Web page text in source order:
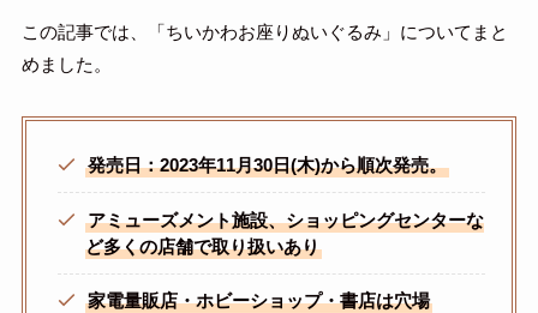
この記事では、「ちいかわお座りぬいぐるみ」についてまと
めました。
発売日：2023年11月30日(木)から順次発売。
アミューズメント施設、ショッピングセンターな
ど多くの店舗で取り扱いあり
家電量販店・ホビーショップ・書店は穴場